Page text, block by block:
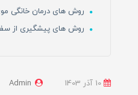
روش های درمان خانگی
روش های پیشگیری از
Admin